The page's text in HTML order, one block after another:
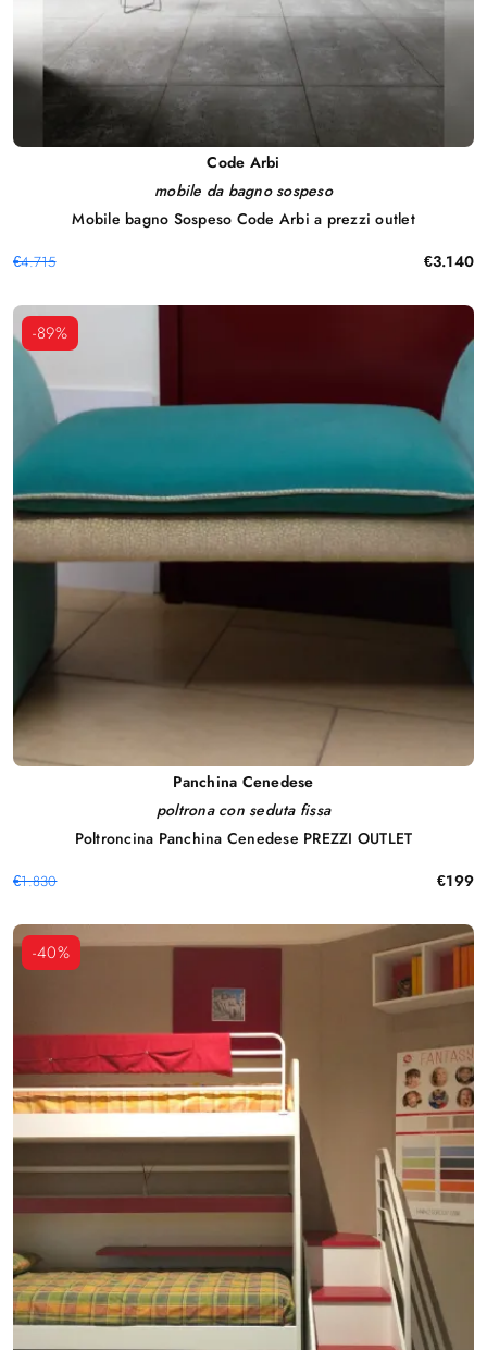
Code Arbi
mobile da bagno sospeso
Mobile bagno Sospeso Code Arbi a prezzi outlet
€4.715 €3.140
-89%
Panchina Cenedese
poltrona con seduta fissa
Poltroncina Panchina Cenedese PREZZI OUTLET
€1.830 €199
-40%